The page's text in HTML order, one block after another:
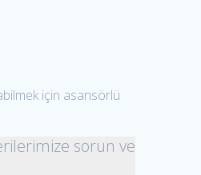
için asansörlü
sorun ve